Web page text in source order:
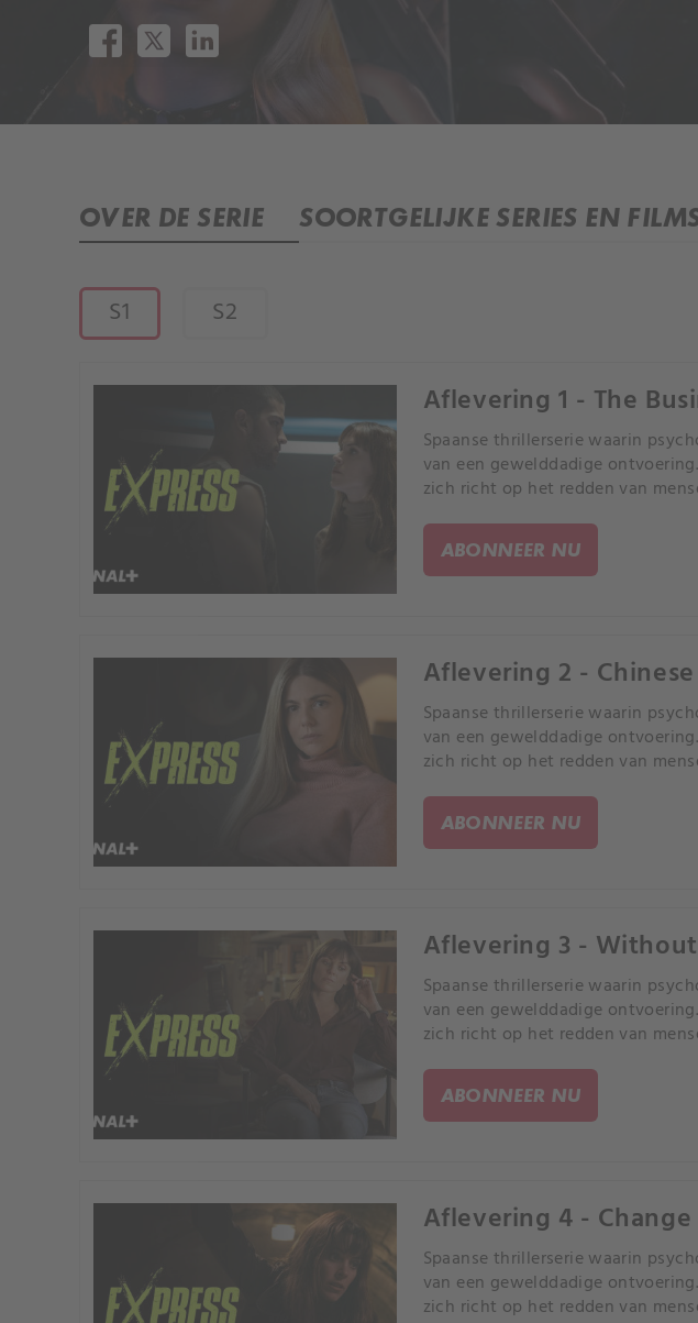
OVER DE SERIE SOORTGELIJKE SERIES EN
S1 S2
Aflevering 1 - The
Spaanse thrillerserie waarin
van een gewelddadige
zich richt op het redden van
ABONNEER NU
Aflevering 2 -
Spaanse thrillerserie waarin
van een gewelddadige
zich richt op het redden van
ABONNEER NU
Aflevering 3 -
Spaanse thrillerserie waarin
van een gewelddadige
zich richt op het redden van
ABONNEER NU
Aflevering 4 - Change
Spaanse thrillerserie waarin
van een gewelddadige
zich richt op het redden van